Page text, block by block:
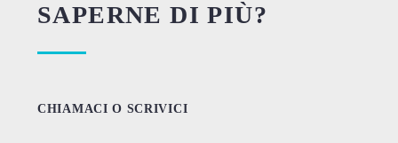
SAPERNE DI PIÙ?
CHIAMACI O SCRIVICI